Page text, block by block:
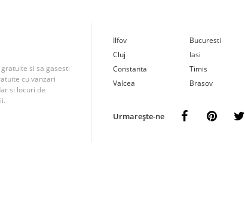
si sa gasesti
cu vanzari
si locuri de
Ilfov Bucuresti
Cluj
Iasi
Constanta
Timis
Valcea
Brasov
Urmarește-ne